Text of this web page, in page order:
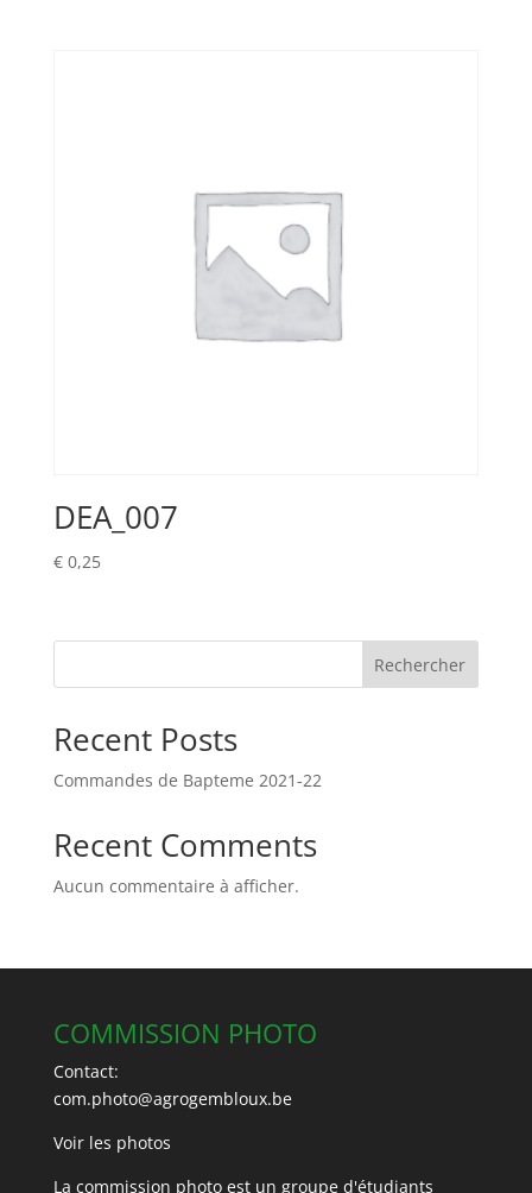
DEA_007
€0,25
Rechercher
Recent Posts
Commandes de Bapteme 2021-22
Recent Comments
Aucun commentaire à afficher.
COMMISSION PHOTO
Contact:
com.photo@agrogembloux.be
Voir les photos
La commission photo est un groupe d'étudiants